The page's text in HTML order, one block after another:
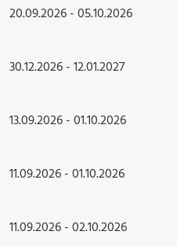
20.09.2026 - 05.10.2026
30.12.2026 - 12.01.2027
13.09.2026 - 01.10.2026
11.09.2026 - 01.10.2026
11.09.2026 - 02.10.2026